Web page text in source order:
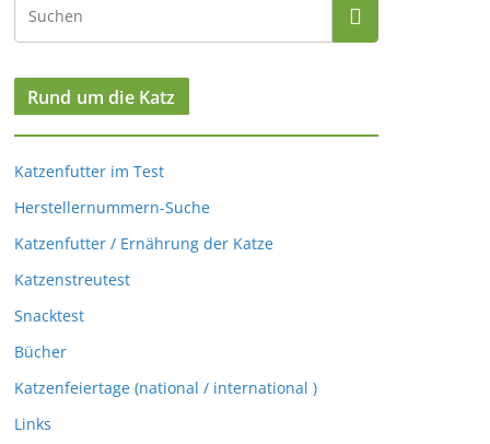
Rund um die Katz
Katzenfutter im Test
Herstellernummern-Suche
Katzenfutter / Ernährung der Katze
Katzenstreutest
Snacktest
Bücher
Katzenfeiertage (national / international )
Links